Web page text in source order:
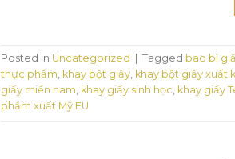
Posted in Uncategorized Tagged bao bì
thực phẩm, khay bột giấy, khay bột giấy xuất
giấy miền nam, khay giấy sinh học, khay giấy
phẩm xuất Mỹ EU